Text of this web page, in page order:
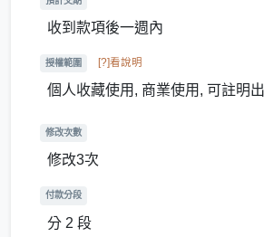
收到款項後一週內
授權範圍 [?]看說明
個人收藏使用, 商業使用, 可註明
修改次數
修改3次
付款分段
分 2 段